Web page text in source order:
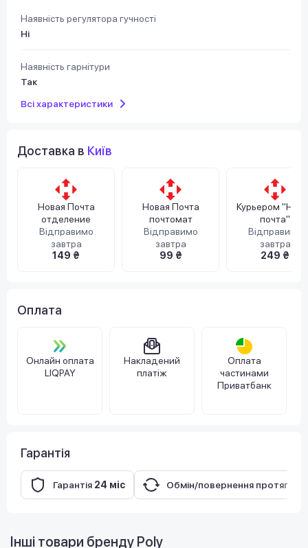
Наявність регулятора гучності
Ні
Наявність гарнітури
Так
Всі характеристики
Доставка в Київ
Новая Почта
отделение
Відправимо
завтра
149 ₴
Новая Почта
почтомат
Відправимо
завтра
99 ₴
Курьером
почта"
Відправимо
завтра
249 ₴
Оплата
Онлайн оплата
LIQPAY
Накладений
платіж
Оплата
частинами
Приватбанк
Гарантія
Гарантія 24 міс Обмін/повернення протягом
Інші товари бренду Poly